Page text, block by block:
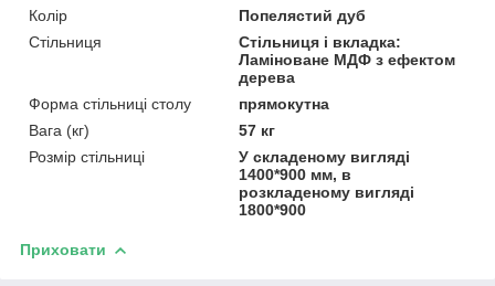
Колір
Попелястий дуб
Стільниця
Стільниця і вкладка:
Ламіноване МДФ з ефектом
дерева
Форма стільниці столу
прямокутна
Вага (кг)
57 кг
Розмір стільниці
У складеному вигляді
1400*900 мм, в
розкладеному вигляді
1800*900
Приховати